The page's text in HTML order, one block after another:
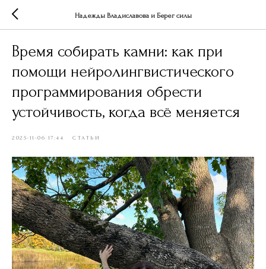
Надежды Владиславова и Берег силы
Время собирать камни: как при
помощи нейролингвистического
программирования обрести
устойчивость, когда всё меняется
2025-11-06 17:44 СТАТЬИ